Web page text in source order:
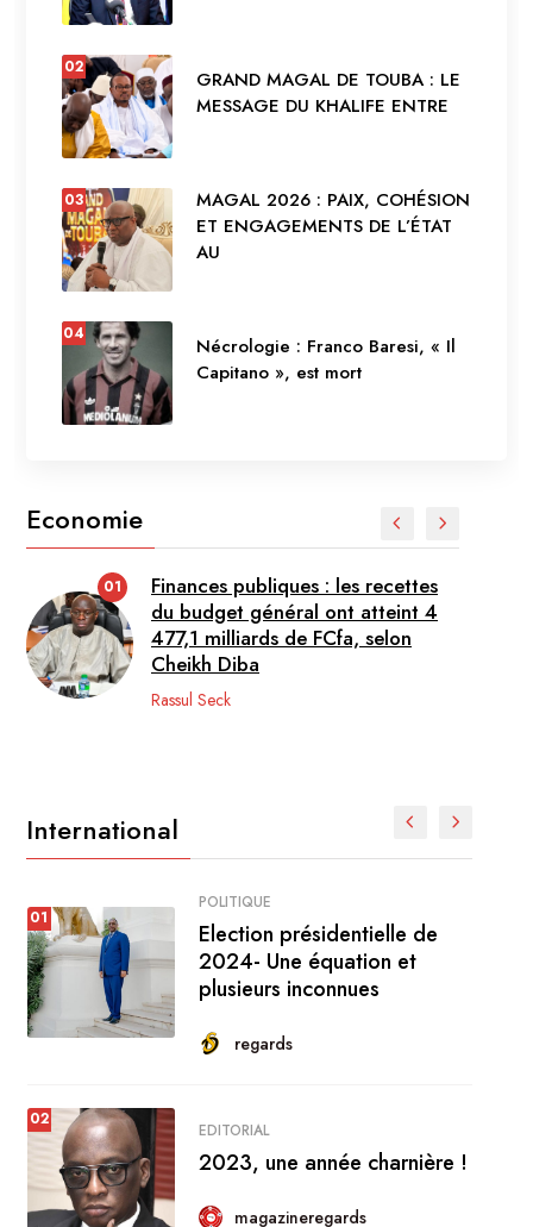
02
GRAND MAGAL DE TOUBA : LE
MESSAGE DU KHALIFE ENTRE
03
MAGAL 2026 : PAIX, COHÉSION
ET ENGAGEMENTS DE L’ÉTAT
AU
04
Nécrologie : Franco Baresi, « Il
Capitano », est mort
Economie
01
Finances publiques : les recettes
du budget général ont atteint 4
477,1 milliards de FCfa, selon
Cheikh Diba
Rassul Seck
International
01
POLITIQUE
Election présidentielle de
2024- Une équation et
plusieurs inconnues
regards
02
EDITORIAL
2023, une année charnière !
magazineregards